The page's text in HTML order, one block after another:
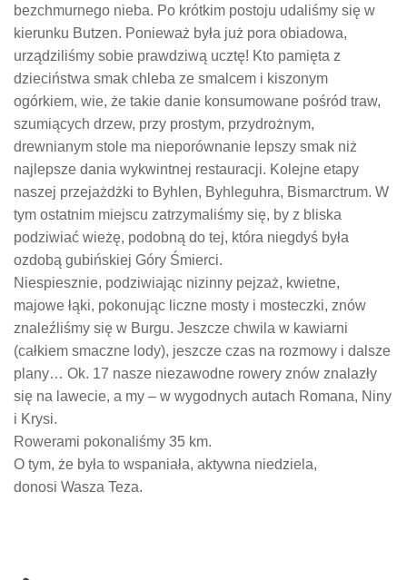
bezchmurnego nieba. Po krótkim postoju udaliśmy się w
kierunku Butzen. Ponieważ była już pora obiadowa,
urządziliśmy sobie prawdziwą ucztę! Kto pamięta z
dzieciństwa smak chleba ze smalcem i kiszonym
ogórkiem, wie, że takie danie konsumowane pośród traw,
szumiących drzew, przy prostym, przydrożnym,
drewnianym stole ma nieporównanie lepszy smak niż
najlepsze dania wykwintnej restauracji. Kolejne etapy
naszej przejażdżki to Byhlen, Byhleguhra, Bismarctrum. W
tym ostatnim miejscu zatrzymaliśmy się, by z bliska
podziwiać wieżę, podobną do tej, która niegdyś była
ozdobą gubińskiej Góry Śmierci.
Niespiesznie, podziwiając nizinny pejzaż, kwietne,
majowe łąki, pokonując liczne mosty i mosteczki, znów
znaleźliśmy się w Burgu. Jeszcze chwila w kawiarni
(całkiem smaczne lody), jeszcze czas na rozmowy i dalsze
plany… Ok. 17 nasze niezawodne rowery znów znalazły
się na lawecie, a my – w wygodnych autach Romana, Niny
i Krysi.
Rowerami pokonaliśmy 35 km.
O tym, że była to wspaniała, aktywna niedziela,
donosi Wasza Teza.